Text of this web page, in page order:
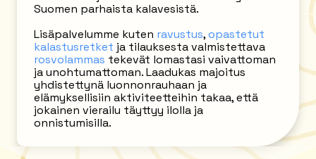
Suomen parhaista kalavesistä.
Lisäpalvelumme kuten ravustus,opastetut
kalastusretket ja tilauksesta valmistettava
rosvolammas tekevät lomastasi vaivattoman
ja unohtumattoman. Laadukas majoitus
yhdistettynä luonnonrauhaan ja
elämyksellisiin aktiviteetteihin takaa, että
jokainen vierailu täyttyy ilolla ja
onnistumisilla.